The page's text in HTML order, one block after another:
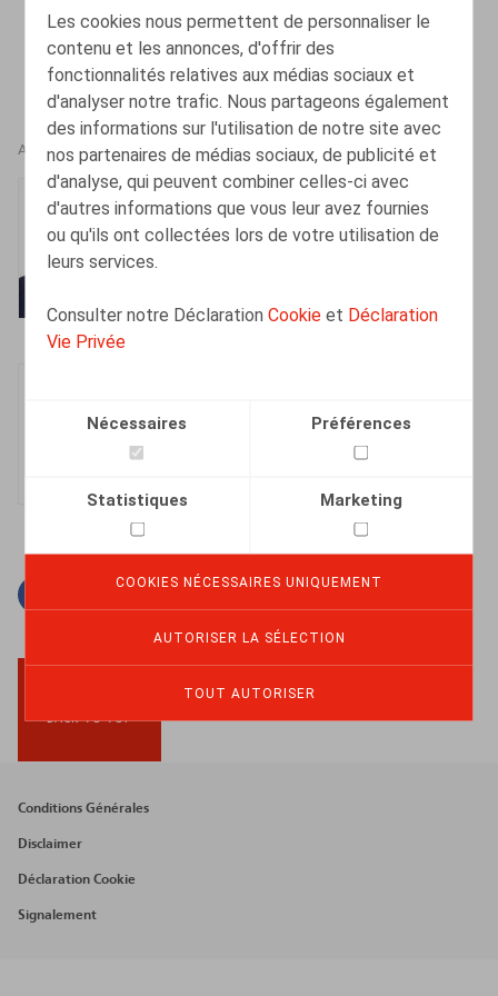
Les cookies nous permettent de personnaliser le
contenu et les annonces, d'offrir des
fonctionnalités relatives aux médias sociaux et
d'analyser notre trafic. Nous partageons également
des informations sur l'utilisation de notre site avec
nos partenaires de médias sociaux, de publicité et
d'analyse, qui peuvent combiner celles-ci avec
d'autres informations que vous leur avez fournies
ou qu'ils ont collectées lors de votre utilisation de
leurs services.
Consulter notre DéclarationCookie et Déclaration
Vie Privée
Nécessaires Préférences
Statistiques Marketing
COOKIES NÉCESSAIRES UNIQUEMENT
AUTORISER LA SÉLECTION
TOUT AUTORISER
AUTEURS
Bart Adriaens
Associé
BACK TO TOP
Footer
menu
Conditions Générales
Disclaimer
Déclaration Cookie
Signalement